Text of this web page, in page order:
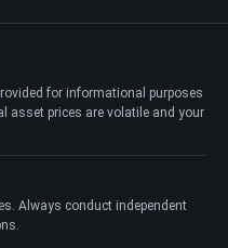
for informational purposes
asset prices are volatile and your
Always conduct independent